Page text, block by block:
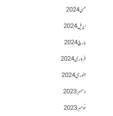
مئی 2024
اپریل 2024
مارچ 2024
فروری 2024
جنوری 2024
دسمبر 2023
نومبر 2023